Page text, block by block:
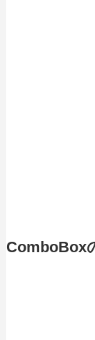
ComboBox